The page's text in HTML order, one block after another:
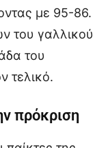
με 95-86.
του γαλλικού
του
τελικό.
πρόκριση